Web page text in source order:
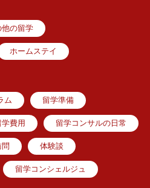
他の留学
ホームステイ
ム 留学準備
学費用 留学コンサルの日常
問 体験談
留学コンシェルジュ